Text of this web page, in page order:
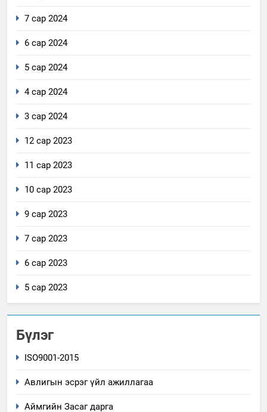
7 сар 2024
6 сар 2024
5 сар 2024
4 сар 2024
3 сар 2024
12 сар 2023
11 сар 2023
10 сар 2023
9 сар 2023
7 сар 2023
6 сар 2023
5 сар 2023
Бүлэг
ISO9001-2015
Авлигын эсрэг үйл ажиллагаа
Аймгийн Засаг дарга